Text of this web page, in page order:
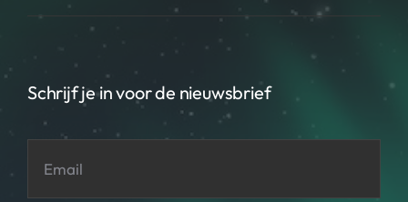
Schrijf je in voor de nieuwsbrief